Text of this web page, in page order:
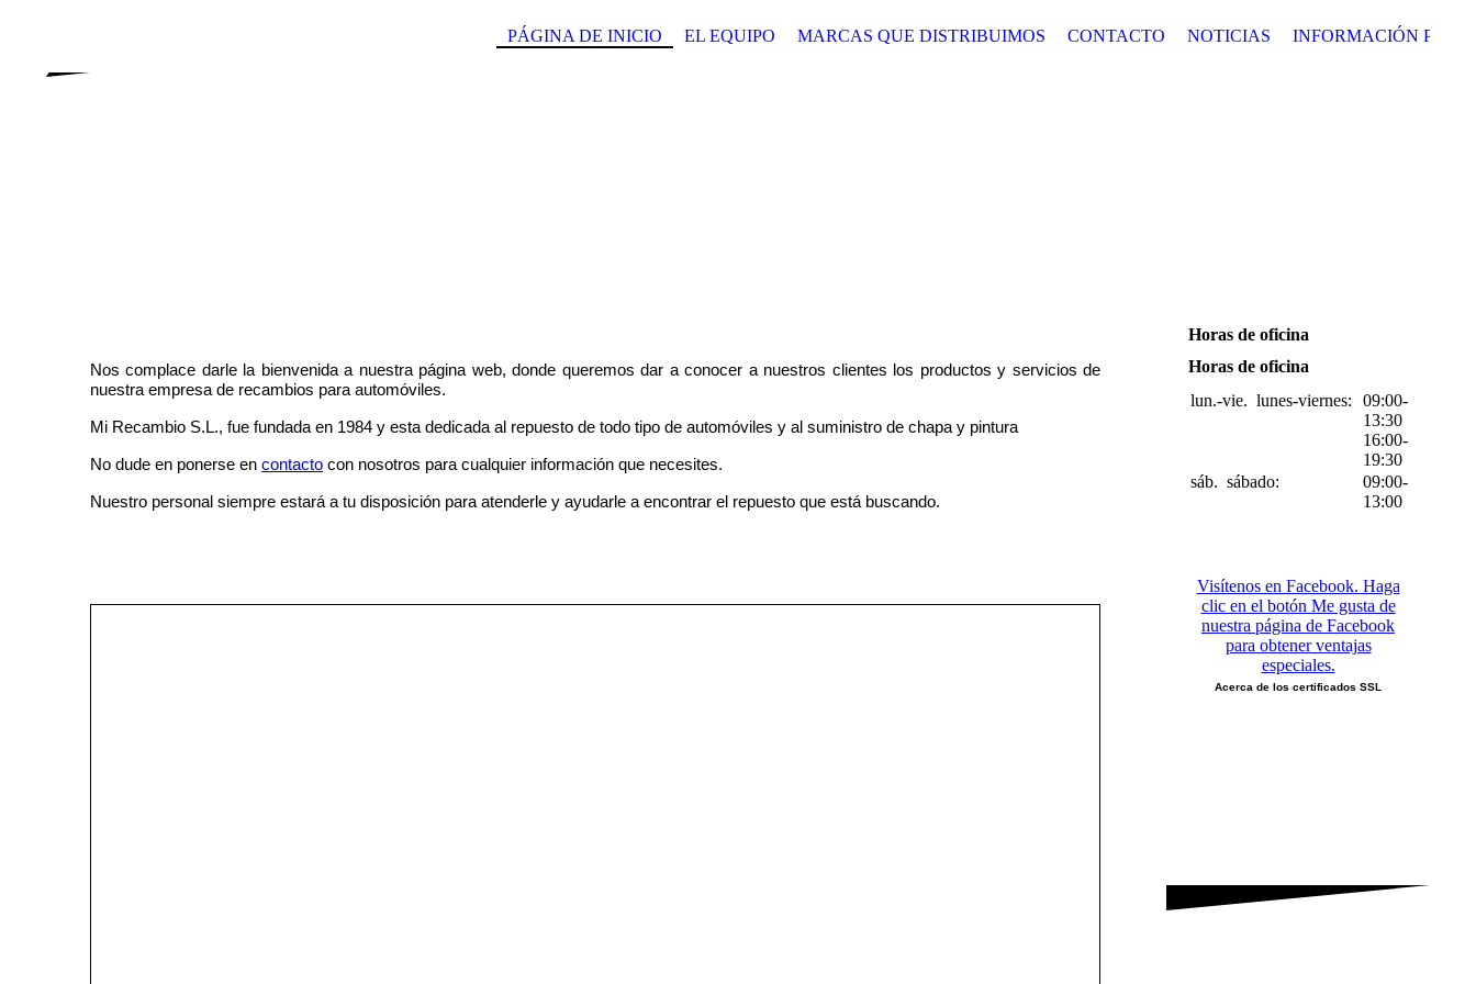
PÁGINA DE INICIO EL EQUIPO MARCAS QUE DISTRIBUIMOS CONTACTO NOTICIAS INFORMACIÓN
Nos complace darle la bienvenida a nuestra página web, donde queremos dar a conocer a nuestros clientes los productos y servicios de
nuestra empresa de recambios para automóviles.
Mi Recambio S.L., fue fundada en 1984 y esta dedicada al repuesto de todo tipo de automóviles y al suministro de chapa y pintura
No dude en ponerse en contacto con nosotros para cualquier información que necesites.
Nuestro personal siempre estará a tu disposición para atenderle y ayudarle a encontrar el repuesto que está buscando.
Horas de oficina
Horas de oficina
lun.-vie. lunes-viernes:
09:00-
13:30
16:00-
19:30
sáb. sábado:
09:00-
13:00
Visítenos en Facebook. Haga
clic en el botón Me gusta de
nuestra página de Facebook
para obtener ventajas
especiales.